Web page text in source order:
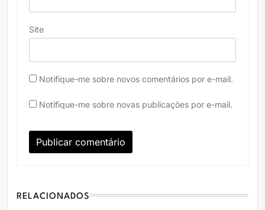
Site
Notifique-me sobre novos comentários por e-mail.
Notifique-me sobre novas publicações por e-mail.
RELACIONADOS